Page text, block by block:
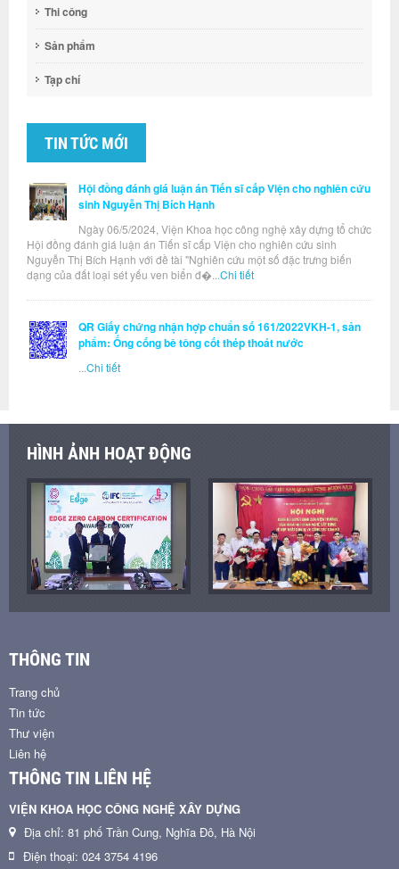
Thi công
Sản phẩm
Tạp chí
TIN TỨC MỚI
Hội đồng đánh giá luận án Tiến sĩ cấp Viện cho nghiên cứu
sinh Nguyễn Thị Bích Hạnh
Ngày 06/5/2024, Viện Khoa học công nghệ xây dựng tổ chức
Hội đồng đánh giá luận án Tiến sĩ cấp Viện cho nghiên cứu sinh
Nguyễn Thị Bích Hạnh với đề tài "Nghiên cứu một số đặc trưng biến
dạng của đất loại sét yếu ven biển đ�... Chi tiết
QR Giấy chứng nhận hợp chuẩn số 161/2022VKH-1, sản
phẩm: Ống cống bê tông cốt thép thoát nước
Chi tiết
HÌNH ẢNH HOẠT ĐỘNG
THÔNG TIN
Trang chủ
Tin tức
Thư viện
Liên hệ
THÔNG TIN LIÊN HỆ
VIỆN KHOA HỌC CÔNG NGHỆ XÂY DỰNG
Địa chỉ: 81 phố Trần Cung, Nghĩa Đô, Hà Nội
Điện thoại: 024 3754 4196